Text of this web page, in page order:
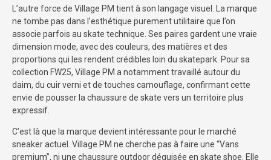
L’autre force de Village PM tient à son langage visuel. La marque
ne tombe pas dans l’esthétique purement utilitaire que l’on
associe parfois au skate technique. Ses paires gardent une vraie
dimension mode, avec des couleurs, des matières et des
proportions qui les rendent crédibles loin du skatepark. Pour sa
collection FW25, Village PM a notamment travaillé autour du
daim, du cuir verni et de touches camouflage, confirmant cette
envie de pousser la chaussure de skate vers un territoire plus
expressif.
C’est là que la marque devient intéressante pour le marché
sneaker actuel. Village PM ne cherche pas à faire une “Vans
premium”, ni une chaussure outdoor déguisée en skate shoe. Elle